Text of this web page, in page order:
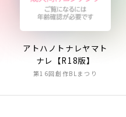
アトハノトナレヤマト
ナレ【R18版】
第16回創作BLまつり